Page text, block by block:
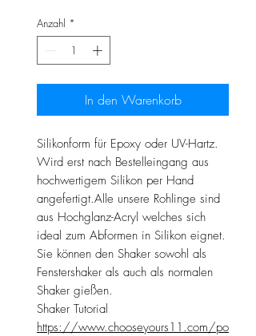
Anzahl *
In den Warenkorb
Silikonform für Epoxy oder UV-Hartz.
Wird erst nach Bestelleingang aus
hochwertigem Silikon per Hand
angefertigt.Alle unsere Rohlinge sind
aus Hochglanz-Acryl welches sich
ideal zum Abformen in Silikon eignet.
Sie können den Shaker sowohl als
Fenstershaker als auch als normalen
Shaker gießen.
Shaker Tutorial
https://www.chooseyours11.com/po